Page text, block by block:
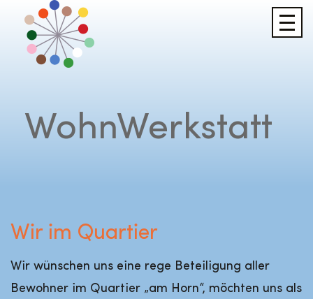
WohnWerkstatt
Wir im Quartier
Wir wünschen uns eine rege Beteiligung aller
Bewohner im Quartier „am Horn“, möchten uns als